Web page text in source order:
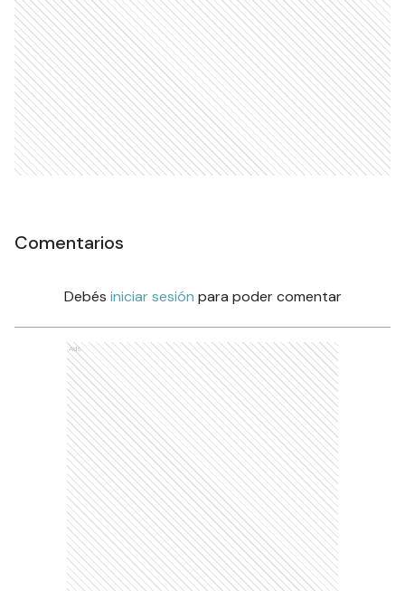
Comentarios
Debés iniciar sesión para poder comentar
Ads